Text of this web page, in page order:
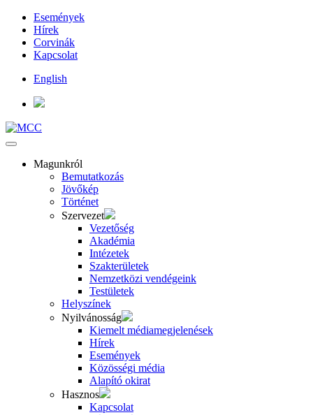
Események
Hírek
Corvinák
Kapcsolat
English
Magunkról
Bemutatkozás
Jövőkép
Történet
Szervezet
Vezetőség
Akadémia
Intézetek
Szakterületek
Nemzetközi vendégeink
Testületek
Helyszínek
Nyilvánosság
Kiemelt médiamegjelenések
Hírek
Események
Közösségi média
Alapító okirat
Hasznos
Kapcsolat